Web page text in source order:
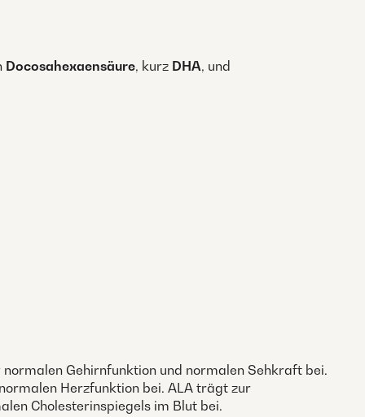
Docosahexaensäure, kurz DHA, und
Gehirnfunktion und normalen Sehkraft bei.
Herzfunktion bei. ALA trägt zur
Cholesterinspiegels im Blut bei.